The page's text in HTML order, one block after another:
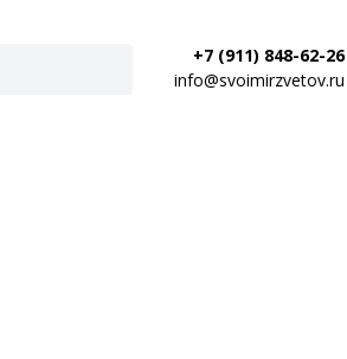
+7 (911) 848-62-26
info@svoimirzvetov.ru